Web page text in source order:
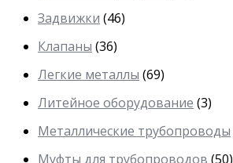
Задвижки (46)
Клапаны (36)
Легкие металлы (69)
Литейное оборудование (3)
Металлические трубопроводы
Муфты для трубопроводов (50)